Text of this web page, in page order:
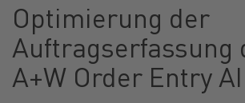
Optimierung der
Auftragserfassung
A+W Order Entry AI